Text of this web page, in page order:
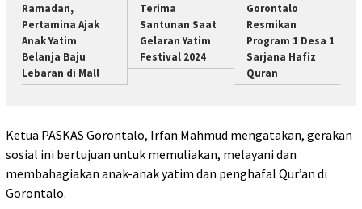
Ramadan,
Pertamina Ajak
Anak Yatim
Belanja Baju
Lebaran di Mall
Terima
Santunan Saat
Gelaran Yatim
Festival 2024
Gorontalo
Resmikan
Program 1 Desa 1
Sarjana Hafiz
Quran
Ketua PASKAS Gorontalo, Irfan Mahmud mengatakan, gerakan
sosial ini bertujuan untuk memuliakan, melayani dan
membahagiakan anak-anak yatim dan penghafal Qur’an di
Gorontalo.